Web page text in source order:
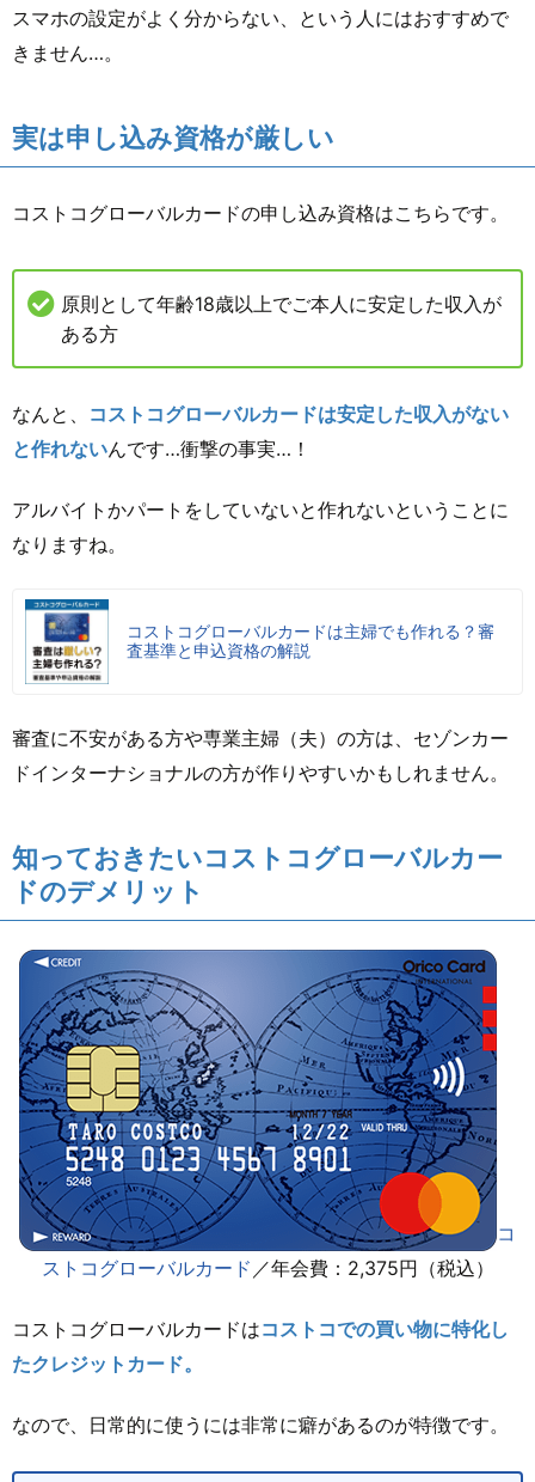
スマホの設定がよく分からない、という人にはおすすめで
きません…。
実は申し込み資格が厳しい
コストコグローバルカードの申し込み資格はこちらです。
原則として年齢18歳以上でご本人に安定した収入が
ある方
なんと、 コストコグローバルカードは安定した収入がない
と作れないんです…衝撃の事実…！
アルバイトかパートをしていないと作れないということに
なりますね。
コストコグローバルカードは主婦でも作れる？審
査基準と申込資格の解説
審査に不安がある方や専業主婦（夫）の方は、セゾンカー
ドインターナショナルの方が作りやすいかもしれません。
知っておきたいコストコグローバルカー
ドのデメリット
コ
ストコグローバルカード ／年会費：2,375円（税込）
コストコグローバルカードはコストコでの買い物に特化し
たクレジットカード。
なので、日常的に使うには非常に癖があるのが特徴です。